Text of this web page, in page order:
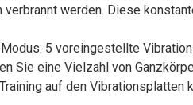
werden. Diese
5 voreingestellte
Sie eine Vielzahl von
auf den Vibrationsplatten